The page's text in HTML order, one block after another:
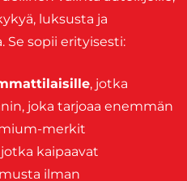
luksusta ja
Se sopii erityisesti:
, jotka
joka tarjoaa enemmän
merkit
jotka kaipaavat
ilman